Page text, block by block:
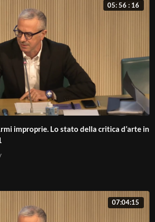
05: 56 : 16
improprie. Lo stato della critica d’arte in
07:04:15